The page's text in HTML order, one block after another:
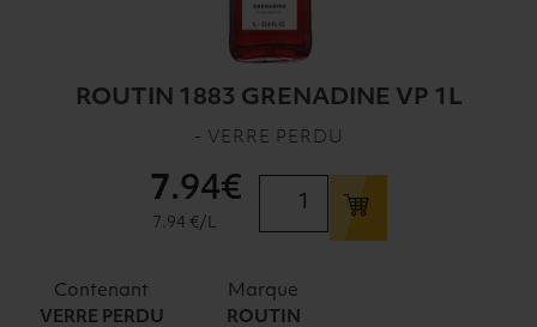
ROUTIN 1883 GRENADINE VP 1L
- VERRE PERDU
ROUTIN
GRENADINE
7.94€
7.94 €/L
Contenant
VERRE PERDU
Marque
ROUTIN